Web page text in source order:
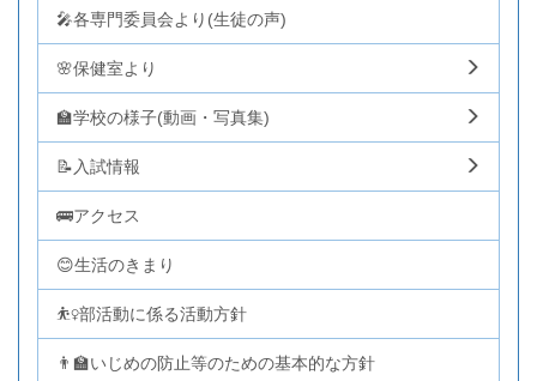
🎤各専門委員会より(生徒の声)
🌸保健室より
🏫学校の様子(動画・写真集)
📝入試情報
🚌アクセス
😊生活のきまり
⛹️‍♀️部活動に係る活動方針
👨‍🏫いじめの防止等のための基本的な方針